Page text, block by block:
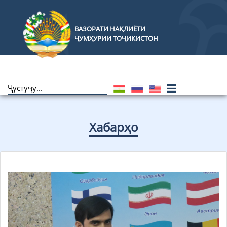
ВАЗОРАТИ НАҚЛИЁТИ
ҶУМҲУРИИ ТОҶИКИСТОН
Хабарҳо